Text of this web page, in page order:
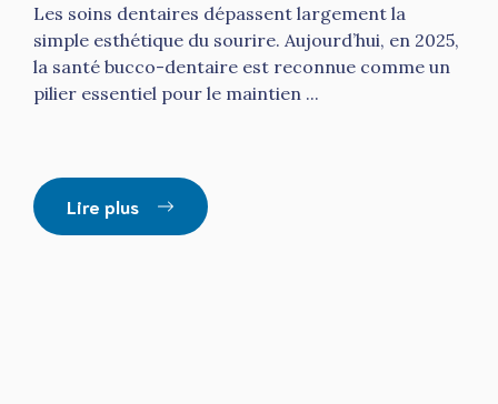
Les soins dentaires dépassent largement la
simple esthétique du sourire. Aujourd’hui, en 2025,
la santé bucco-dentaire est reconnue comme un
pilier essentiel pour le maintien ...
Lire plus